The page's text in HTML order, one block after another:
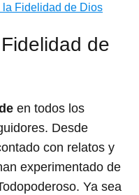
la Fidelidad de Dios
de
en todos los
Desde
con relatos y
experimentado de
Ya sea